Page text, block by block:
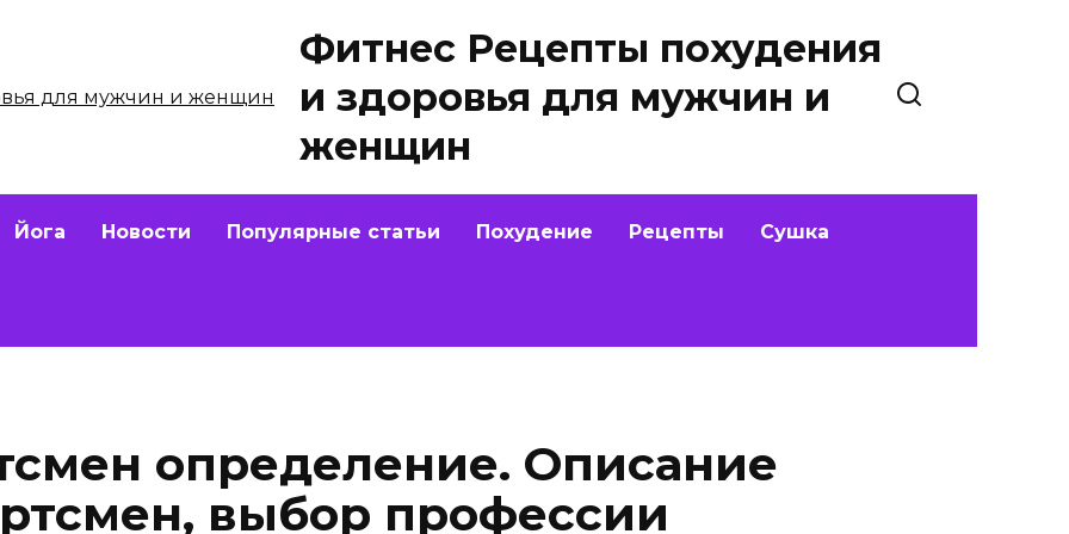
Фитнес Рецепты похудения
и здоровья для мужчин и
женщин
Йога Новости Популярные статьи Похудение Рецепты Сушка
определение. Описание
выбор профессии